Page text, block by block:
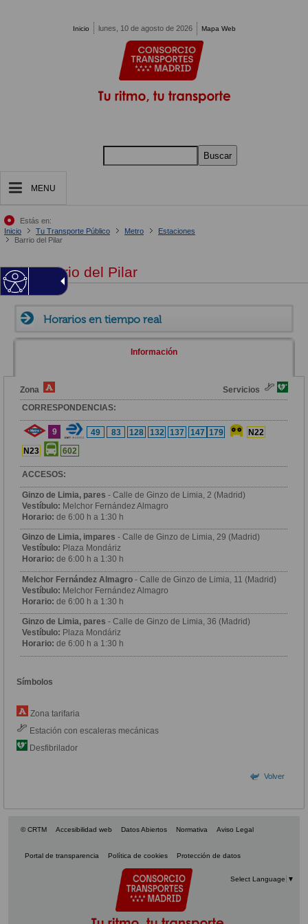
Inicio lunes, 10 de agosto de 2026 Mapa Web
Buscar
MENU
Estás en:
Inicio
Tu Transporte Público Metro
Estaciones
Barrio del Pilar
Barrio del Pilar
Horarios en tiempo real
Información
Zona
Servicios
CORRESPONDENCIAS:
9 49 83 128 132 137 147 179
N22
N23
602
ACCESOS:
Ginzo de Limia, pares - Calle de Ginzo de Limia, 2 (Madrid)
Vestíbulo: Melchor Fernández Almagro
Horario: de 6:00 h a 1:30 h
Ginzo de Limia, impares - Calle de Ginzo de Limia, 29 (Madrid)
Vestíbulo: Plaza Mondáriz
Horario: de 6:00 h a 1:30 h
Melchor Fernández Almagro - Calle de Ginzo de Limia, 11 (Madrid)
Vestíbulo: Melchor Fernández Almagro
Horario: de 6:00 h a 1:30 h
Ginzo de Limia, pares - Calle de Ginzo de Limia, 36 (Madrid)
Vestíbulo: Plaza Mondáriz
Horario: de 6:00 h a 1:30 h
Símbolos
Zona tarifaria
Estación con escaleras mecánicas
Desfibrilador
Volver
© CRTM Accesibilidad web Datos Abiertos Normativa Aviso Legal
Portal de transparencia Política de cookies Protección de datos
Select Language ▼